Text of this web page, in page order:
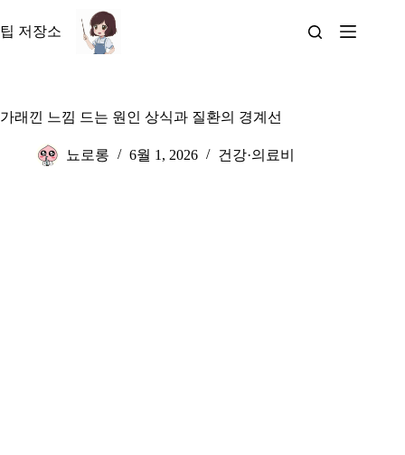
문
뛰
팁 저장소
가래낀 느낌 드는 원인 상식과 질환의 경계선
뇨로롱 6월 1, 2026 건강·의료비